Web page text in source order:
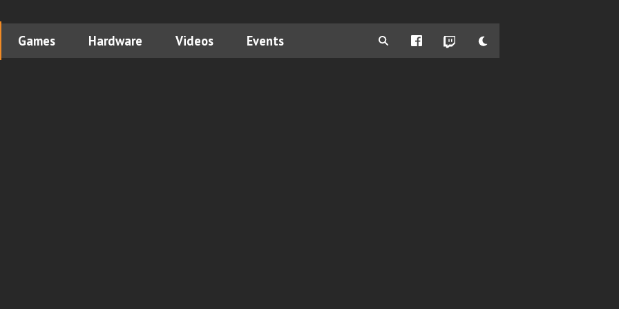
Games Hardware Videos Events